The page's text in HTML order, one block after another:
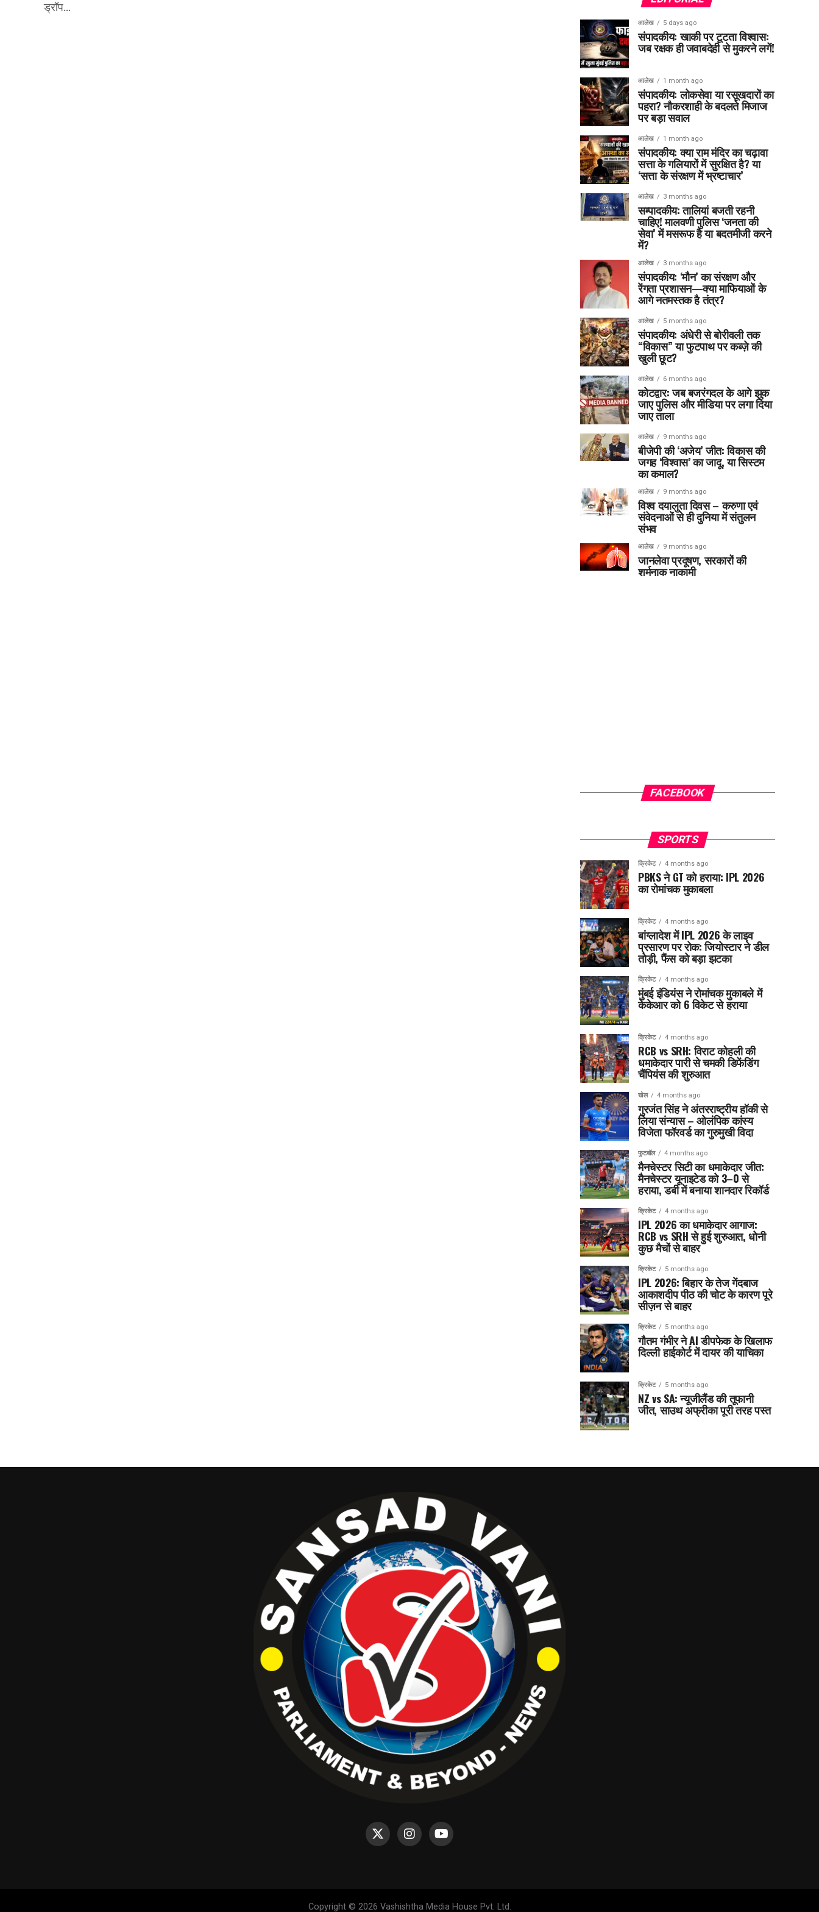
ड्रॉप...
आलेख 5 days ago
संपादकीय: खाकी पर टूटता विश्वास:
जब रक्षक ही जवाबदेही से मुकरने लगें!
आलेख 1 month ago
संपादकीय: लोकसेवा या रसूखदारों का
पहरा? नौकरशाही के बदलते मिजाज
पर बड़ा सवाल
आलेख 1 month ago
संपादकीय: क्या राम मंदिर का चढ़ावा
सत्ता के गलियारों में सुरक्षित है? या
‘सत्ता के संरक्षण में भ्रष्टाचार’
आलेख 3 months ago
सम्पादकीय: तालियां बजती रहनी
चाहिए! मालवणी पुलिस ‘जनता की
सेवा’ में मसरूफ है या बदतमीजी करने
में?
आलेख 3 months ago
संपादकीय: ‘मौन’ का संरक्षण और
रेंगता प्रशासन—क्या माफियाओं के
आगे नतमस्तक है तंत्र?
आलेख 5 months ago
संपादकीय: अंधेरी से बोरीवली तक
“विकास” या फुटपाथ पर कब्ज़े की
खुली छूट?
आलेख 6 months ago
कोटद्वार: जब बजरंगदल के आगे झुक
जाए पुलिस और मीडिया पर लगा दिया
जाए ताला
आलेख 9 months ago
बीजेपी की ‘अजेय’ जीत: विकास की
जगह ‘विश्वास’ का जादू, या सिस्टम
का कमाल?
आलेख 9 months ago
विश्व दयालुता दिवस – करुणा एवं
संवेदनाओं से ही दुनिया में संतुलन
संभव
आलेख 9 months ago
जानलेवा प्रदूषण, सरकारों की
शर्मनाक नाकामी
FACEBOOK
SPORTS
क्रिकेट 4 months ago
PBKS ने GT को हराया: IPL 2026
का रोमांचक मुकाबला
क्रिकेट 4 months ago
बांग्लादेश में IPL 2026 के लाइव
प्रसारण पर रोक: जियोस्टार ने डील
तोड़ी, फैंस को बड़ा झटका
क्रिकेट 4 months ago
मुंबई इंडियंस ने रोमांचक मुकाबले में
केकेआर को 6 विकेट से हराया
क्रिकेट 4 months ago
RCB vs SRH: विराट कोहली की
धमाकेदार पारी से चमकी डिफेंडिंग
चैंपियंस की शुरुआत
खेल 4 months ago
गुरजंत सिंह ने अंतरराष्ट्रीय हॉकी से
लिया संन्यास – ओलंपिक कांस्य
विजेता फॉरवर्ड का गुरुमुखी विदा
फुटबॉल 4 months ago
मैनचेस्टर सिटी का धमाकेदार जीत:
मैनचेस्टर यूनाइटेड को 3–0 से
हराया, डर्बी में बनाया शानदार रिकॉर्ड
क्रिकेट 4 months ago
IPL 2026 का धमाकेदार आगाज:
RCB vs SRH से हुई शुरुआत, धोनी
कुछ मैचों से बाहर
क्रिकेट 5 months ago
IPL 2026: बिहार के तेज गेंदबाज
आकाशदीप पीठ की चोट के कारण पूरे
सीज़न से बाहर
क्रिकेट 5 months ago
गौतम गंभीर ने AI डीपफेक के खिलाफ
दिल्ली हाईकोर्ट में दायर की याचिका
क्रिकेट 5 months ago
NZ vs SA: न्यूजीलैंड की तूफानी
जीत, साउथ अफ्रीका पूरी तरह पस्त
Copyright © 2026 Vashishtha Media House Pvt. Ltd.